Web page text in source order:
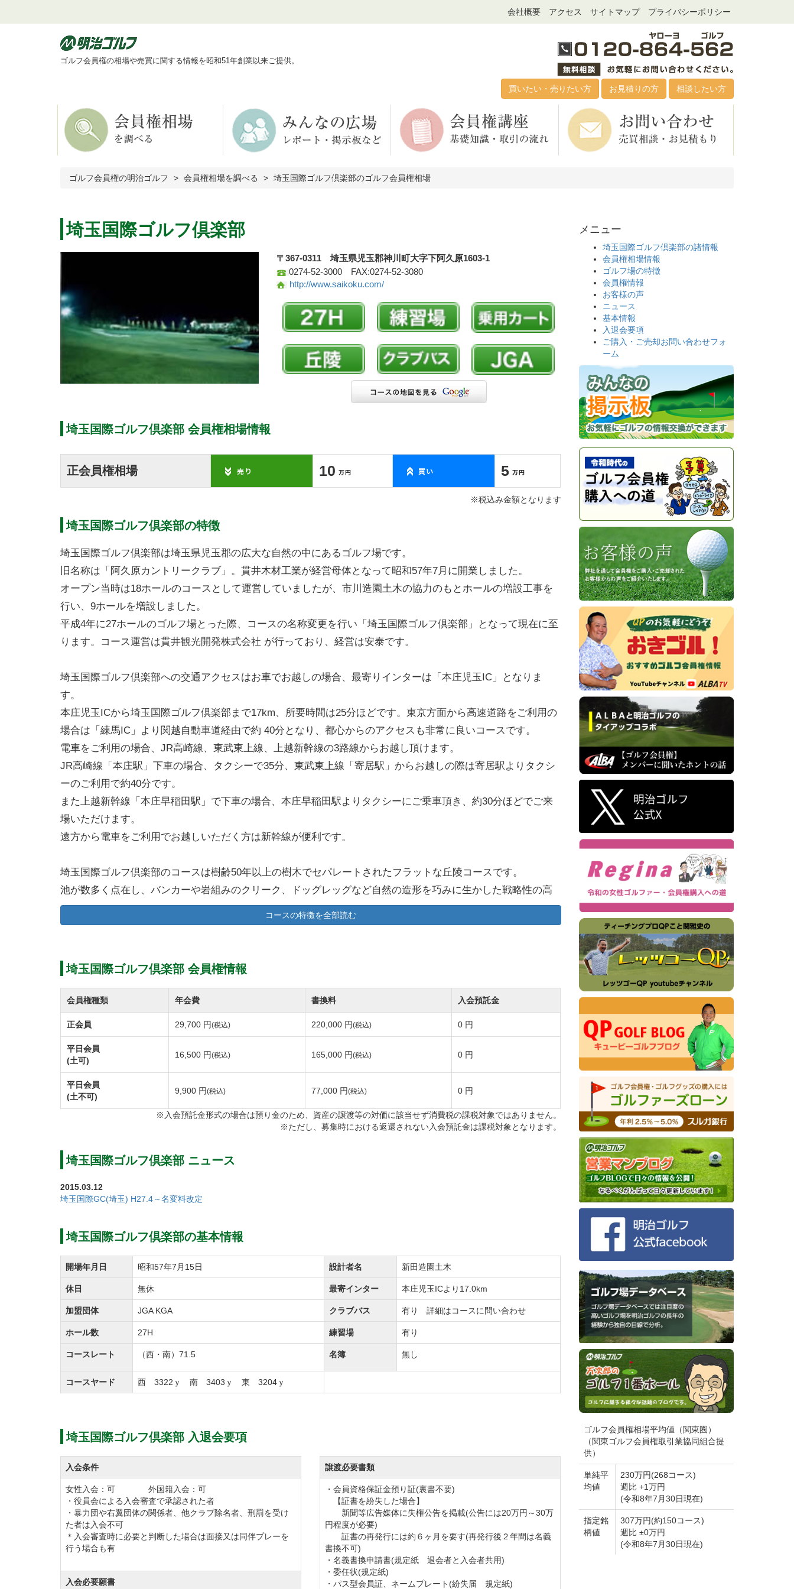
会社概要 アクセス サイトマップ プライバシーポリシー
ゴルフ会員権の相場や売買に関する情報を昭和51年創業以来ご提供。
買いたい・売りたい方 お見積りの方 相談したい方
ゴルフ会員権の明治ゴルフ 会員権相場を調べる 埼玉国際ゴルフ倶楽部のゴルフ会員権相場
埼玉国際ゴルフ倶楽部
〒367-0311 埼玉県児玉郡神川町大字下阿久原1603-1
0274-52-3000 FAX:0274-52-3080
http://www.saikoku.com/
埼玉国際ゴルフ倶楽部 会員権相場情報
正会員権相場 10 5
※税込み金額となります
埼玉国際ゴルフ倶楽部の特徴
埼玉国際ゴルフ倶楽部は埼玉県児玉郡の広大な自然の中にあるゴルフ場です。
旧名称は「阿久原カントリークラブ」。貫井木材工業が経営母体となって昭和57年7月に開業しました。
オープン当時は18ホールのコースとして運営していましたが、市川造園土木の協力のもとホールの増設工事を
行い、9ホールを増設しました。
平成4年に27ホールのゴルフ場とった際、コースの名称変更を行い「埼玉国際ゴルフ倶楽部」となって現在に至
ります。コース運営は貫井観光開発株式会社 が行っており、経営は安泰です。
埼玉国際ゴルフ倶楽部への交通アクセスはお車でお越しの場合、最寄りインターは「本庄児玉IC」となりま
す。
本庄児玉ICから埼玉国際ゴルフ倶楽部まで17km、所要時間は25分ほどです。東京方面から高速道路をご利用の
場合は「練馬IC」より関越自動車道経由で約 40分となり、都心からのアクセスも非常に良いコースです。
電車をご利用の場合、JR高崎線、東武東上線、上越新幹線の3路線からお越し頂けます。
JR高崎線「本庄駅」下車の場合、タクシーで35分、東武東上線「寄居駅」からお越しの際は寄居駅よりタクシ
ーのご利用で約40分です。
また上越新幹線「本庄早稲田駅」で下車の場合、本庄早稲田駅よりタクシーにご乗車頂き、約30分ほどでご来
場いただけます。
遠方から電車をご利用でお越しいただく方は新幹線が便利です。
埼玉国際ゴルフ倶楽部のコースは樹齢50年以上の樹木でセパレートされたフラットな丘陵コースです。
池が数多く点在し、バンカーや岩組みのクリーク、ドッグレッグなど自然の造形を巧みに生かした戦略性の高
いコースレイアウトになっています。
コースの設計は市川造園土木が手掛けました。
ベテランゴルファーにも飽きのこないコースデザインのため、ゴルフを満喫することができます。
グリーンの芝はベントを使用し、フェアウェイは高麗芝を使用しております。
埼玉国際ゴルフ倶楽部のコースは西、東、南の3コースで構成されており、ラウンドの際は西→東・東→南・南
→西の順となります。
【西コース】
良いスコアが望めると好評のコースです。
池やバンカーが戦略性あふれる配置となっており、自然を巧みに生かした造りとなっています。
バックティーからのプレイは3コース中で難易度トップ。腕に自信のある方はぜひご挑戦ください。
コースレート上からみると比較的やさしいコースとなっていますが、
池越えや打ち下ろしなど変化に富んだ造りとなっており、戦略的なプレイがお楽しみ頂けます。
【南コース】
自然の造形を巧みに生かしたアメリカンスタイルのコースデザイン。
ローリングしたフェアウェイとラフ戦略性あふれる造りがプレイヤーを魅了します。
高崎・前橋の雄大な自然を感じられる設計となっており、四季折々の景観が好評のコースです。
埼玉国際ゴルフ倶楽部のプレイスタイルはキャディ付きまたはセルフプレーから選択頂けます。
コース内の移動は乗用カートを使用するラウンドスタイルになります。
カートにはGPSゴルフナビを搭載しておりますので、セルフでラウンドの際も便利です。
その他、練習設備は250ヤード、10打席のドライビングレンジをご用意しています。
ボール回収が難しくなる時期（1月～3月）は天候によってクローズさせて頂く場合もございますので、予めご
埼玉国際ゴルフ倶楽部のクラブハウスにはヨーロッパの雰囲気と木のぬくもりが感じられるロビーとレストラ
ンがあります。
レストランでは、ちらし寿司膳、にぎわい膳、埼玉国際ゴルフオリジナル御膳の埼国和風弁当が人気メニュー
となり、メンバー様に好評です。
その他の宿泊施設、各種宴会で使用できる会場を複数ご提供しております。
宿泊施設なロッジと北欧の木材を使用したコテージの2種類からお選び頂けます。
宴会や法事など様々な用途でご利用できる会場は高崎と前橋を眺めながらお食事が楽しめる宴会場、サイプレ
スクラブはカラオケパーティーが楽しめるな ラウンジ、プライベートパーティーに最適な南コースモンテ・ヴ
ィラがあります。
コースの特徴を全部読む
埼玉国際ゴルフ倶楽部 会員権情報
会員権種類 年会費 書換料 入会預託金
正会員 29,700 円(税込) 220,000 円(税込) 0 円
平日会員
(土可)
16,500 円(税込) 165,000 円(税込) 0 円
平日会員
(土不可)
9,900 円(税込) 77,000 円(税込) 0 円
※入会預託金形式の場合は預り金のため、資産の譲渡等の対価に該当せず消費税の課税対象ではありません。
※ただし、募集時における返還されない入会預託金は課税対象となります。
埼玉国際ゴルフ倶楽部 ニュース
2015.03.12
埼玉国際GC(埼玉) H27.4～名変料改定
埼玉国際ゴルフ倶楽部の基本情報
開場年月日 昭和57年7月15日 設計者名 新田造園土木
休日 無休 最寄インター 本庄児玉ICより17.0km
加盟団体 JGA KGA クラブバス 有り 詳細はコースに問い合わせ
ホール数 27H 練習場 有り
コースレート （西・南）71.5 名簿 無し
コースヤード 西 3322ｙ 南 3403ｙ 東 3204ｙ
埼玉国際ゴルフ倶楽部 入退会要項
入会条件
女性入会：可 外国籍入会：可
・役員会による入会審査で承認された者
・暴力団や右翼団体の関係者、他クラブ除名者、刑罰を受け
た者は入会不可
＊入会審査時に必要と判断した場合は面接又は同伴プレーを
行う場合も有
入会必要願書
譲渡必要書類
・会員資格保証金預り証(裏書不要)
【証書を紛失した場合】
新聞等広告媒体に失権公告を掲載(公告には20万円～30万
円程度が必要)
証書の再発行には約６ヶ月を要す(再発行後２年間は名義
書換不可)
・名義書換申請書(規定紙 退会者と入会者共用)
・委任状(規定紙)
・パス型会員証、ネームプレート(紛失届 規定紙)
メニュー
埼玉国際ゴルフ倶楽部の諸情報
会員権相場情報
ゴルフ場の特徴
会員権情報
お客様の声
ニュース
基本情報
入退会要項
ご購入・ご売却お問い合わせフォ
ーム
ゴルフ会員権相場平均値（関東圏）
（関東ゴルフ会員権取引業協同組合提
供）
単純平
均値
230万円(268コース)
週比 +1万円
(令和8年7月30日現在)
指定銘
柄値
307万円(約150コース)
週比 ±0万円
(令和8年7月30日現在)